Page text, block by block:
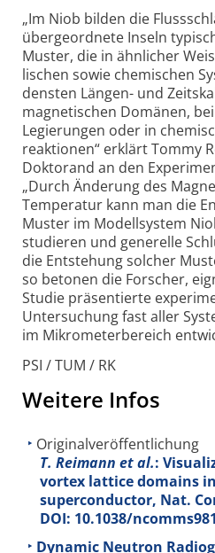
„Im Niob bilden die
überge­ordnete Inseln
Muster, die in ähnlicher
lischen sowie chemischen
densten Längen- und
magne­tischen Domänen,
Legierungen oder in
reaktionen“ erklärt Tommy
Doktorand an den
„Durch Änderung des
Temperatur kann man die
Muster im Modell­system
studieren und generelle
die Entstehung solcher
so betonen die Forscher,
Studie präsen­tierte
Unter­suchung fast aller
im Mikro­meter­bereich
PSI / TUM / RK
Weitere Infos
Originalveröffentlichung
T. Reimann et al.:
vortex lattice domains
superconductor, Nat.
DOI: 10.1038/
Dynamic Neutron